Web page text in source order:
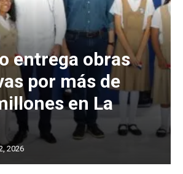
entrega obras
por más de
en La
2026